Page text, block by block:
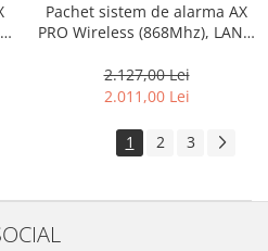
Pachet sistem de alarma AX
PRO Wireless (868Mhz), LAN +
+ 3tag– HIKVISION
2.127,00 Lei
2.011,00 Lei
1 2 3